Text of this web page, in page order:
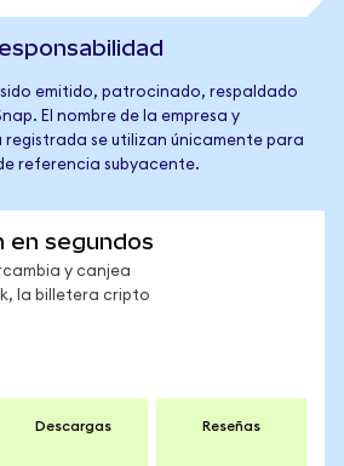
emitido, patrocinado, respaldado
El nombre de la empresa y
se utilizan únicamente para
referencia subyacente.
en segundos
y canjea
la billetera cripto
Descargas Reseñas